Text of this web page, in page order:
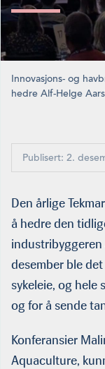
Innovasjons- og
hedre Alf-Helge
Publisert: 2.
Den årlige
å hedre den
industribyggeren
desember ble
sykeleie, og hele
og for å sende
Konferansier
Aquaculture,